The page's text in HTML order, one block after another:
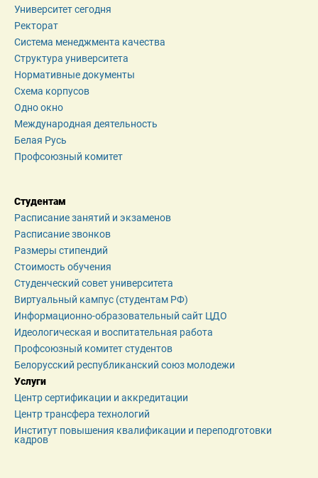
Университет сегодня
Ректорат
Система менеджмента качества
Структура университета
Нормативные документы
Схема корпусов
Одно окно
Международная деятельность
Белая Русь
Профсоюзный комитет
Студентам
Расписание занятий и экзаменов
Расписание звонков
Размеры стипендий
Стоимость обучения
Студенческий совет университета
Виртуальный кампус (студентам РФ)
Информационно-образовательный сайт ЦДО
Идеологическая и воспитательная работа
Профсоюзный комитет студентов
Белорусский республиканский союз молодежи
Услуги
Центр сертификации и аккредитации
Центр трансфера технологий
Институт повышения квалификации и переподготовки
кадров